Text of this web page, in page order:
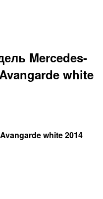
Mercedes-
white
white 2014